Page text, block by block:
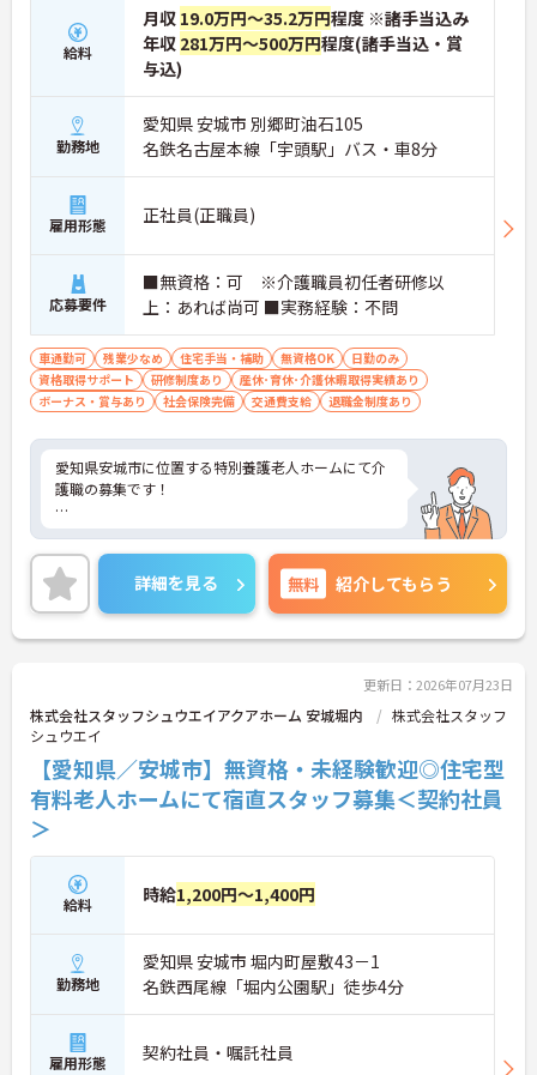
・施設内には看護師が24時間常駐しており、急変時
の対応や専門的な医療処置は看護師が担当するため
負担が減ります
・介護スタッフと看護スタッフの比率が1対1で相談
しやすく、初任者研修や実務者研修からでも着実に
専門性を高められます
＜残業月7時間以下で身体の負担を軽減！＞
にくい人員体制です
・訪問スケジュールに沿って施設内でのケアを行う
ため、月平均の残業時間は5時間から7時間程度とか
なり少なめに抑えられます
・夜勤明けの翌日は原則としてお休みとなるシフト
編成が組まれており、しっかりと休息を取りながら
長期的な就業が可能です
＜評価制度でキャリアアップ＞
・介護福祉士や初任者研修などの資格や実務経験、
夜勤回数がしっかりと給与に反映されるためモチベ
・年次を問わずリーダーや主任などのマネジメント
職へ昇格する事例も多数あり、腰を据えて長期的な
キャリア形成が可能です
給料
月収 19.0万円～35.2万円程度 ※諸手当込み
年収 281万円～500万円程度(諸手当込・賞
与込)
勤務地
愛知県 安城市 別郷町油石105
名鉄名古屋本線「宇頭駅」バス・車8分
雇用形態 正社員(正職員)
応募要件
■無資格：可 ※介護職員初任者研修以
上：あれば尚可 ■実務経験：不問
車通勤可 残業少なめ 住宅手当・補助 無資格OK
日勤のみ
資格取得サポート
研修制度あり
産休･育休･介護休暇取得実績あり
ボーナス・賞与あり
社会保険完備 交通費支給 退職金制度あり
愛知県安城市に位置する特別養護老人ホームにて介
護職の募集です！
マイカー通勤OKに加えて、無料駐車場もございます
ので通勤も楽々です♪
ご興味をお持ちの方には詳細の情報や面接のポイン
トをお伝えしますのでお気軽にお問い合わせくださ
いませ。
詳細を見る 無料 紹介してもらう
更新日：2026年07月23日
株式会社スタッフシュウエイアクアホーム 安城堀内
株式会社スタッフ
シュウエイ
【愛知県／安城市】無資格・未経験歓迎◎住宅型
有料老人ホームにて宿直スタッフ募集＜契約社員
＞
給料 時給1,200円～1,400円
勤務地
愛知県 安城市 堀内町屋敷43－1
名鉄西尾線「堀内公園駅」徒歩4分
雇用形態 契約社員・嘱託社員